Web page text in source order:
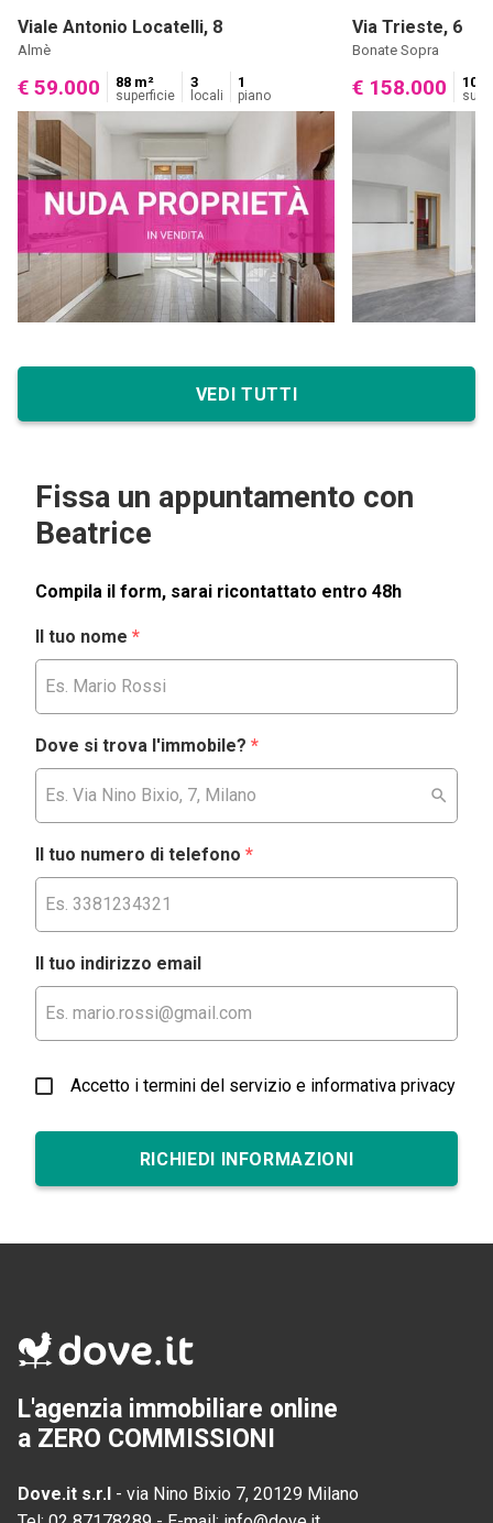
Viale Antonio Locatelli, 8
Almè
€ 59.000 88 m²
superficie
3
locali
1
piano
Via Trieste, 6
Bonate Sopra
€ 158.000 104
VEDI TUTTI
Fissa un appuntamento con
Beatrice
Compila il form, sarai ricontattato entro 48h
Il tuo nome *
Dove si trova l'immobile? *
Il tuo numero di telefono *
Il tuo indirizzo email
Accetto i termini del servizio e informativa privacy
RICHIEDI INFORMAZIONI
L'agenzia immobiliare online
a ZERO COMMISSIONI
Dove.it s.r.l - via Nino Bixio 7, 20129 Milano